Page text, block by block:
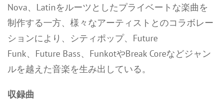
Nova、Latinをルーツとしたプライベートな楽曲を
制作する一方、様々なアーティストとのコラボレー
ションにより、シティポップ、Future
Funk、Future Bass、FunkotやBreak Coreなどジャン
ルを越えた音楽を生み出している。
収録曲